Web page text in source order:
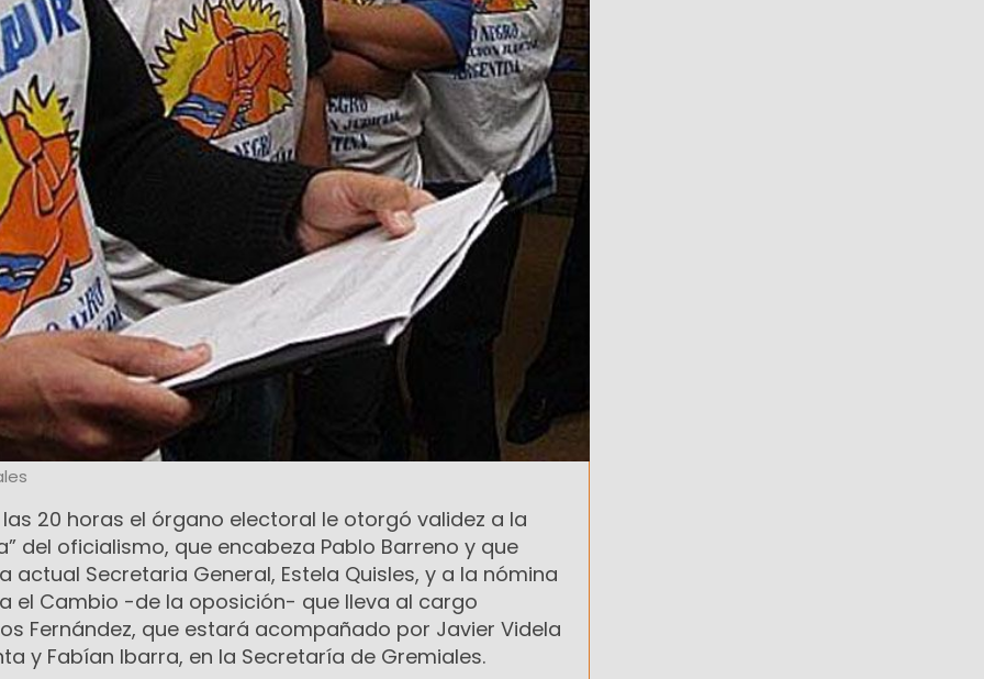
20 horas el órgano electoral le otorgó validez a la
del oficialismo, que encabeza Pablo Barreno y que
actual Secretaria General, Estela Quisles, y a la nómina
el Cambio -de la oposición- que lleva al cargo
Fernández, que estará acompañado por Javier Videla
y Fabían Ibarra, en la Secretaría de Gremiales.